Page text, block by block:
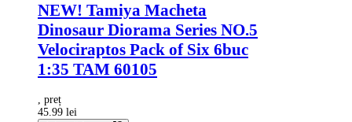
NEW! Tamiya Macheta
Dinosaur Diorama Series NO.5
Velociraptos Pack of Six 6buc
1:35 TAM 60105
, preț
45.99 lei